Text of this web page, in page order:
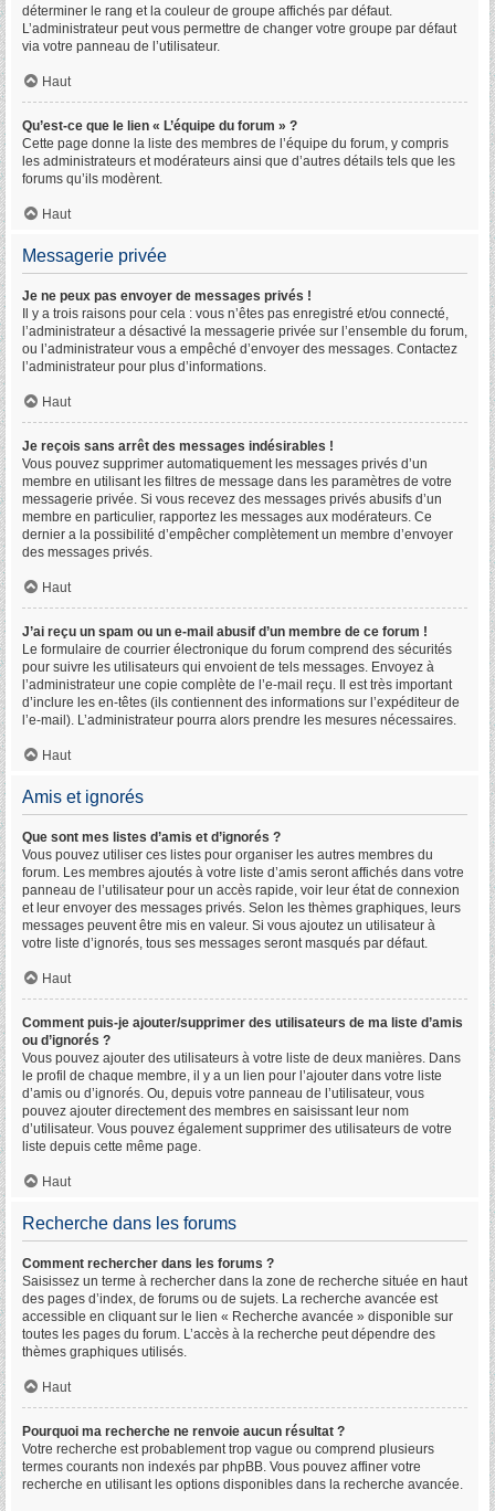
déterminer le rang et la couleur de groupe affichés par défaut.
L’administrateur peut vous permettre de changer votre groupe par défaut
via votre panneau de l’utilisateur.
Haut
Qu’est-ce que le lien « L’équipe du forum » ?
Cette page donne la liste des membres de l’équipe du forum, y compris
les administrateurs et modérateurs ainsi que d’autres détails tels que les
forums qu’ils modèrent.
Haut
Messagerie privée
Je ne peux pas envoyer de messages privés !
Il y a trois raisons pour cela : vous n’êtes pas enregistré et/ou connecté,
l’administrateur a désactivé la messagerie privée sur l’ensemble du forum,
ou l’administrateur vous a empêché d’envoyer des messages. Contactez
l’administrateur pour plus d’informations.
Haut
Je reçois sans arrêt des messages indésirables !
Vous pouvez supprimer automatiquement les messages privés d’un
membre en utilisant les filtres de message dans les paramètres de votre
messagerie privée. Si vous recevez des messages privés abusifs d’un
membre en particulier, rapportez les messages aux modérateurs. Ce
dernier a la possibilité d’empêcher complètement un membre d’envoyer
des messages privés.
Haut
J’ai reçu un spam ou un e-mail abusif d’un membre de ce forum !
Le formulaire de courrier électronique du forum comprend des sécurités
pour suivre les utilisateurs qui envoient de tels messages. Envoyez à
l’administrateur une copie complète de l’e-mail reçu. Il est très important
d’inclure les en-têtes (ils contiennent des informations sur l’expéditeur de
l’e-mail). L’administrateur pourra alors prendre les mesures nécessaires.
Haut
Amis et ignorés
Que sont mes listes d’amis et d’ignorés ?
Vous pouvez utiliser ces listes pour organiser les autres membres du
forum. Les membres ajoutés à votre liste d’amis seront affichés dans votre
panneau de l’utilisateur pour un accès rapide, voir leur état de connexion
et leur envoyer des messages privés. Selon les thèmes graphiques, leurs
messages peuvent être mis en valeur. Si vous ajoutez un utilisateur à
votre liste d’ignorés, tous ses messages seront masqués par défaut.
Haut
Comment puis-je ajouter/supprimer des utilisateurs de ma liste d’amis
ou d’ignorés ?
Vous pouvez ajouter des utilisateurs à votre liste de deux manières. Dans
le profil de chaque membre, il y a un lien pour l’ajouter dans votre liste
d’amis ou d’ignorés. Ou, depuis votre panneau de l’utilisateur, vous
pouvez ajouter directement des membres en saisissant leur nom
d’utilisateur. Vous pouvez également supprimer des utilisateurs de votre
liste depuis cette même page.
Haut
Recherche dans les forums
Comment rechercher dans les forums ?
Saisissez un terme à rechercher dans la zone de recherche située en haut
des pages d’index, de forums ou de sujets. La recherche avancée est
accessible en cliquant sur le lien « Recherche avancée » disponible sur
toutes les pages du forum. L’accès à la recherche peut dépendre des
thèmes graphiques utilisés.
Haut
Pourquoi ma recherche ne renvoie aucun résultat ?
Votre recherche est probablement trop vague ou comprend plusieurs
termes courants non indexés par phpBB. Vous pouvez affiner votre
recherche en utilisant les options disponibles dans la recherche avancée.